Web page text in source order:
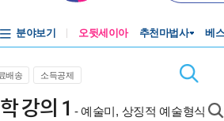
분야보기 오뒷세이아 추천마법사 베
배송 소득공제
강의 1 - 예술미, 상징적 예술형식